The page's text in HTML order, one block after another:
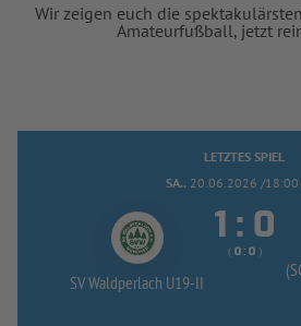
Wir zeigen euch die
Amateurfußball, jetzt
LETZTES SPIEL
SA.. 20.06.2026 /18:00
SV Waldperlach U19-II
 : 
( :  )